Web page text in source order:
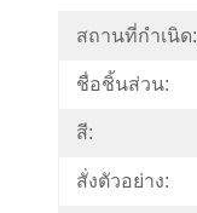
สถานที่กำเนิด:
ชื่อชิ้นส่วน:
สี:
สั่งตัวอย่าง: